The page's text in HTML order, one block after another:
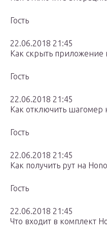
Гость
22.06.2018 21:45
Как скрыть приложение
Гость
22.06.2018 21:45
Как отключить шагомер
Гость
22.06.2018 21:45
Как получить рут на
Гость
22.06.2018 21:45
Что входит в комплект